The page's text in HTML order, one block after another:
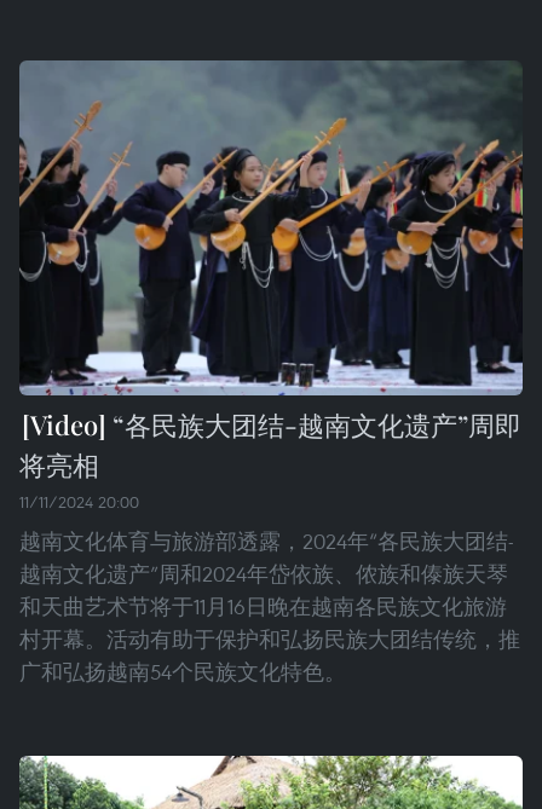
“各民族大团结-越南文化遗产”周即
将亮相
11/11/2024 20:00
越南文化体育与旅游部透露，2024年“各民族大团结-
越南文化遗产”周和2024年岱依族、侬族和傣族天琴
和天曲艺术节将于11月16日晚在越南各民族文化旅游
村开幕。活动有助于保护和弘扬民族大团结传统，推
广和弘扬越南54个民族文化特色。